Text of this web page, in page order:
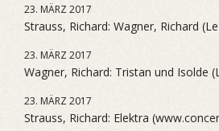
23. MÄRZ 2017
Strauss, Richard: Wagner, Richard
23. MÄRZ 2017
Wagner, Richard: Tristan und Isolde
23. MÄRZ 2017
Strauss, Richard: Elektra